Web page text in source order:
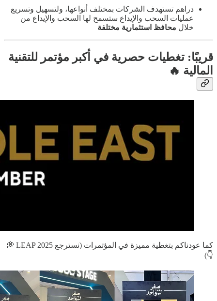
دراهم تستهدف الشركات بمختلف أنواعها، ولتسهيل وتسريع
عمليات السحب والإيداع ستسمح لها السحب والإيداع من
خلال محافظ استثمارية مختلفة
قريبًا: تغطيات حصرية في أكبر مؤتمر للتقنية
المالية 🔥
كما عودناكم بتغطية مميزة في المؤتمرات (نسترجع LEAP 2025 💭
👇)